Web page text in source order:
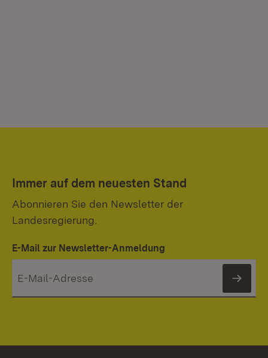
Immer auf dem neuesten Stand
Abonnieren Sie den Newsletter der
Landesregierung.
E-Mail zur Newsletter-Anmeldung